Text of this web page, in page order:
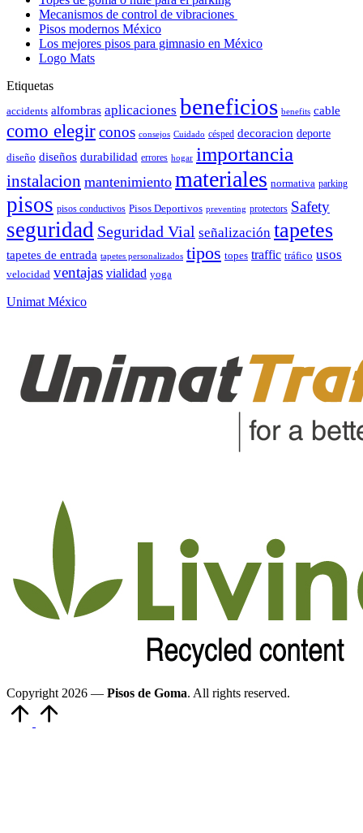
Mecanismos de control de vibraciones
Pisos modernos México
Los mejores pisos para gimnasio en México
Logo Mats
Etiquetas
accidents alfombras aplicaciones beneficios benefits cable
como elegirconos consejos Cuidado césped decoracion deporte
diseño diseños durabilidad errores hogar importancia
instalacion mantenimiento materiales normativa parking
pisos pisos conductivos Pisos Deportivos preventing protectors Safety
seguridad Seguridad Vial señalización tapetes
tapetes de entrada tapetes personalizados tipos topes traffic tráfico usos
velocidad ventajas vialidad yoga
Unimat México
Copyright 2026 — Pisos de Goma. All rights reserved.